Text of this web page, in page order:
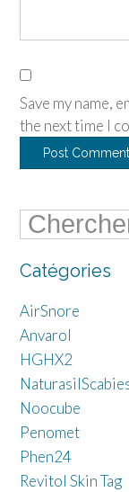
Save my name,
the next time I
Catégories
AirSnore
Anvarol
HGHX2
Noocube
Penomet
Phen24
Revitol Skin Tag